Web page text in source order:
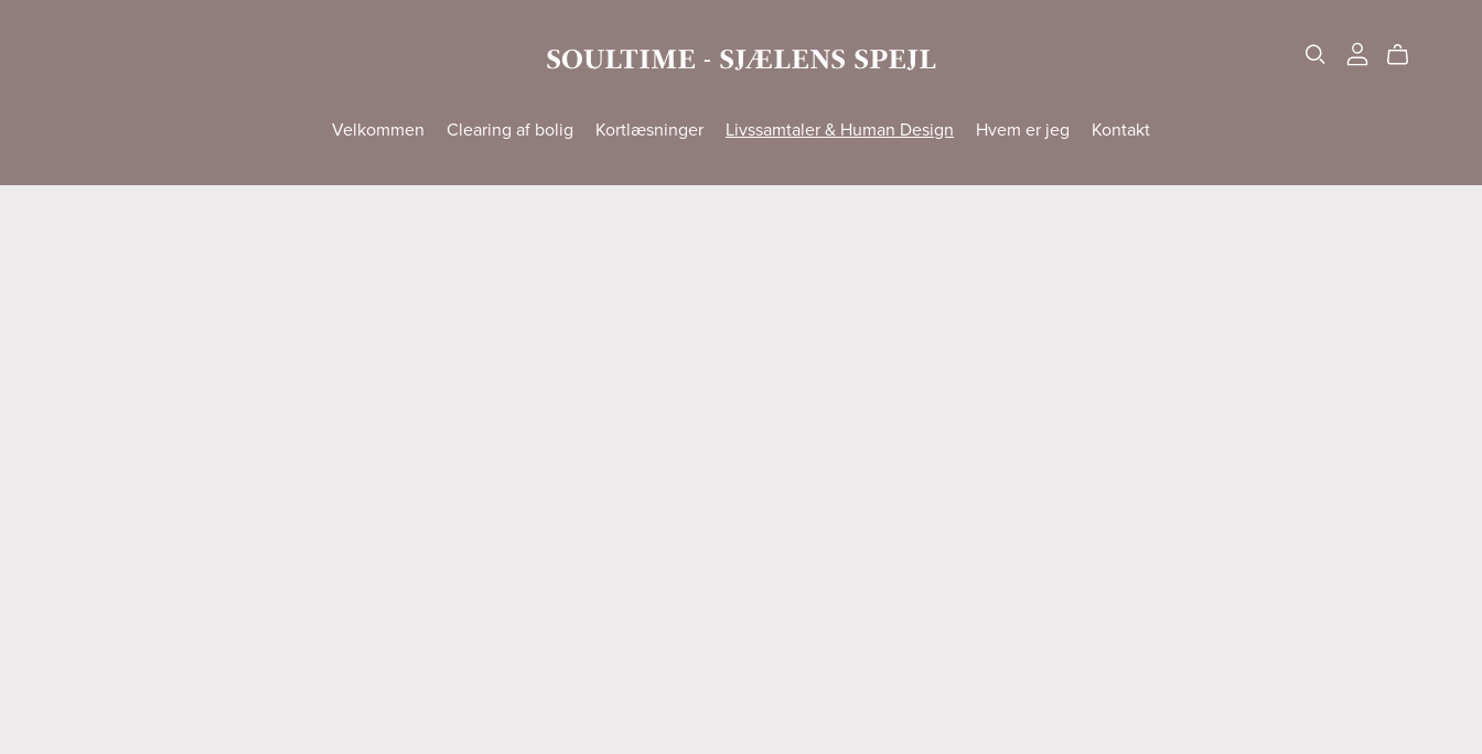
SOULTIME - SJÆLENS SPEJL
Velkommen Clearing af bolig Kortlæsninger Livssamtaler & Human Design Hvem er jeg Kontakt